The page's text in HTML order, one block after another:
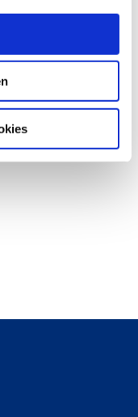
K309
Vorlesungszeit: nach
per E-Mail